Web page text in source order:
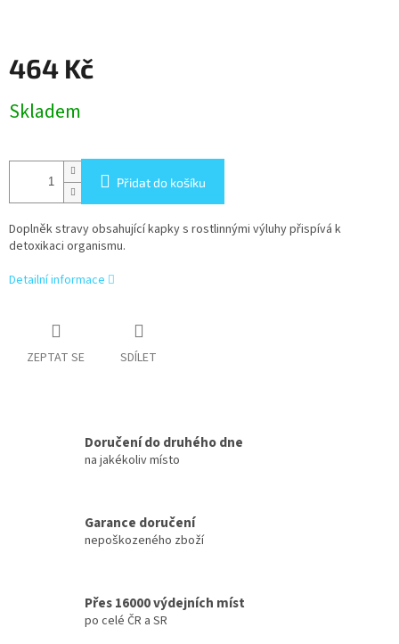
464 Kč
cena:
Skladem
Přidat do košíku
Doplněk stravy obsahující kapky s rostlinnými výluhy přispívá k
detoxikaci organismu.
Detailní informace
ZEPTAT SE SDÍLET
Doručení do druhého dne
na jakékoliv místo
Garance doručení
nepoškozeného zboží
Přes 16000 výdejních míst
po celé ČR a SR